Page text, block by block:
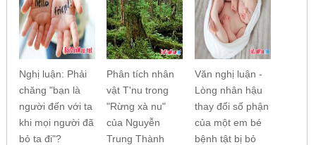
Nghị luận: Phải
chăng "bạn là
người đến với ta
khi mọi người đã
bỏ ta đi"?
Phân tích nhân
vật T'nu trong
"Rừng xà nu"
của Nguyễn
Trung Thành
Văn nghị luận -
Lòng nhân hậu
thay đổi số phận
của một em bé
bệnh tật bị bỏ